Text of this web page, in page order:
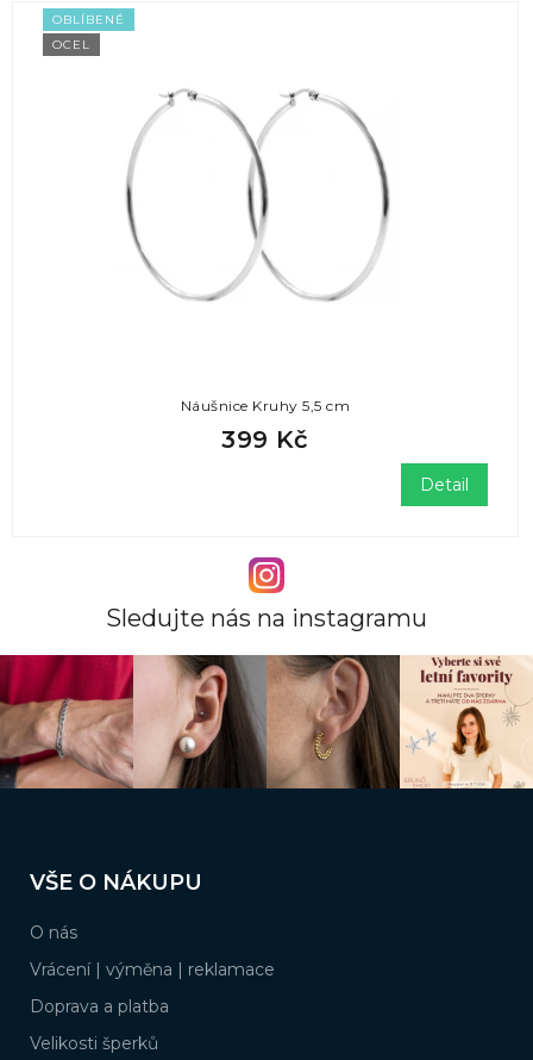
OBLÍBENÉ
OCEL
Náušnice Kruhy 5,5 cm
399 Kč
Detail
Sledujte nás na instagramu
pVŠE O NÁKUPU
O nás
Vrácení | výměna | reklamace
Doprava a platba
Velikosti šperků